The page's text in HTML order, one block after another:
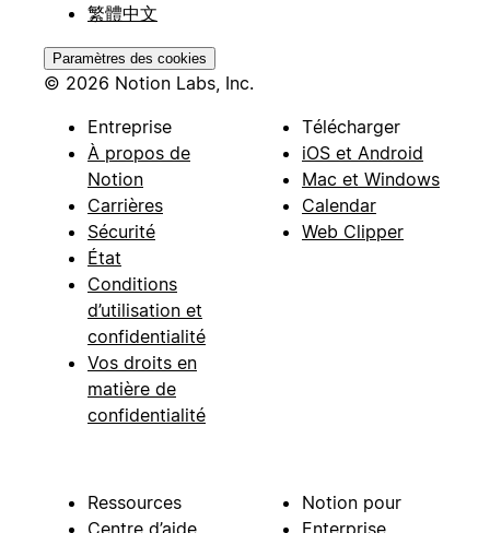
繁體中文
Paramètres des cookies
© 2026 Notion Labs, Inc.
Entreprise
À propos de
Notion
Carrières
Sécurité
État
Conditions
d’utilisation et
confidentialité
Vos droits en
matière de
confidentialité
Télécharger
iOS et Android
Mac et Windows
Calendar
Web Clipper
Ressources
Notion pour